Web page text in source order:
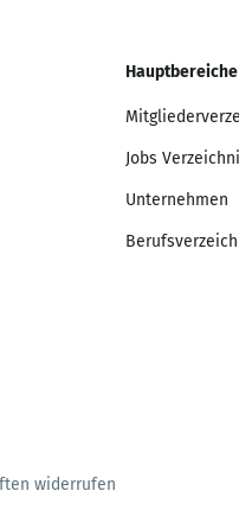
Hauptbereiche
Jobs
Unternehmen
widerrufen